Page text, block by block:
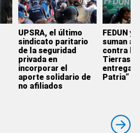
UPSRA, el último
sindicato paritario
de la seguridad
privada en
incorporar el
aporte solidario de
no afiliados
FEDUN y
suman a
contra la
Tierras:
entrega
Patria”